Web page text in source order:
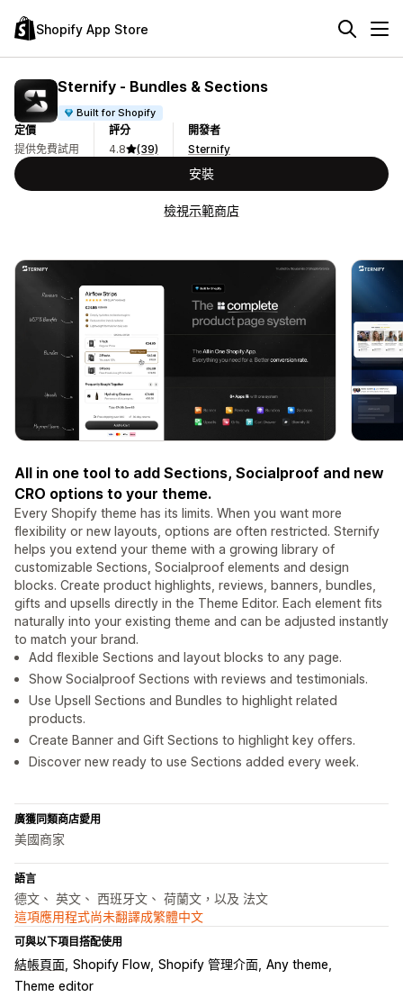
Shopify App Store
Sternify ‑ Bundles & Sections
Built for Shopify
定價
提供免費試用
評分
4.8
(39)
開發者
Sternify
安裝
檢視示範商店
All in one tool to add Sections, Socialproof and new
CRO options to your theme.
Every Shopify theme has its limits. When you want more
flexibility or new layouts, options are often restricted. Sternify
helps you extend your theme with a growing library of
customizable Sections, Socialproof elements and design
blocks. Create product highlights, reviews, banners, bundles,
gifts and upsells directly in the Theme Editor. Each element fits
naturally into your existing theme and can be adjusted instantly
to match your brand.
Add flexible Sections and layout blocks to any page.
Show Socialproof Sections with reviews and testimonials.
Use Upsell Sections and Bundles to highlight related
products.
Create Banner and Gift Sections to highlight key offers.
Discover new ready to use Sections added every week.
廣獲同類商店愛用
美國商家
語言
德文、 英文、 西班牙文、 荷蘭文，以及 法文
這項應用程式尚未翻譯成繁體中文
可與以下項目搭配使用
結帳頁面 Shopify Flow Shopify 管理介面 Any theme
Theme editor